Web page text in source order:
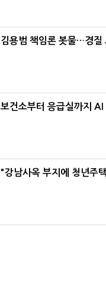
김용범 책임론 봇물…경질
보건소부터 응급실까지
"강남사옥 부지에 청년주